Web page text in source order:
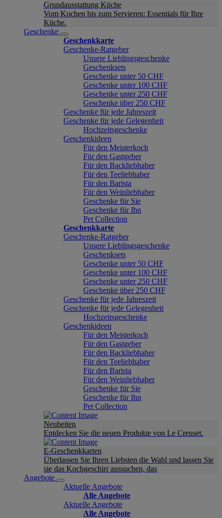
Grundausstattung Küche
Vom Kochen bis zum Servieren: Essentials für Ihre
Küche.
Geschenke
Geschenkkarte
Geschenke-Ratgeber
Unsere Lieblingsgeschenke
Geschenksets
Geschenke unter 50 CHF
Geschenke unter 100 CHF
Geschenke unter 250 CHF
Geschenke über 250 CHF
Geschenke für jede Jahreszeit
Geschenke für jede Gelegenheit
Hochzeitsgeschenke
Geschenkideen
Für den Meisterkoch
Für den Gastgeber
Für den Backliebhaber
Für den Teeliebhaber
Für den Barista
Für den Weinliebhaber
Geschenke für Sie
Geschenke für Ihn
Pet Collection
Geschenkkarte
Geschenke-Ratgeber
Unsere Lieblingsgeschenke
Geschenksets
Geschenke unter 50 CHF
Geschenke unter 100 CHF
Geschenke unter 250 CHF
Geschenke über 250 CHF
Geschenke für jede Jahreszeit
Geschenke für jede Gelegenheit
Hochzeitsgeschenke
Geschenkideen
Für den Meisterkoch
Für den Gastgeber
Für den Backliebhaber
Für den Teeliebhaber
Für den Barista
Für den Weinliebhaber
Geschenke für Sie
Geschenke für Ihn
Pet Collection
Neuheiten
Entdecken Sie die neuen Produkte von Le Creuset.
E-Geschenkkarten
Überlassen Sie Ihren Liebsten die Wahl und lassen Sie
sie das Kochgeschirr aussuchen, das
Angebote
Aktuelle Angebote
Alle Angebote
Aktuelle Angebote
Alle Angebote